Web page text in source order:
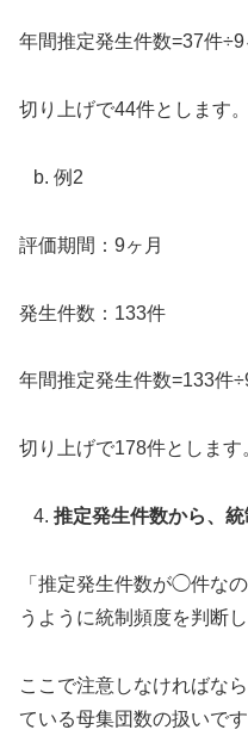
年間推定発生件数=37件
切り上げで44件とします。
例2
評価期間：9ヶ月
発生件数：133件
年間推定発生件数=133件
切り上げで178件とします
推定発生件数から、
「推定発生件数が◯件な
うように統制頻度を判断し
ここで注意しなければな
ている母集団数の扱いです